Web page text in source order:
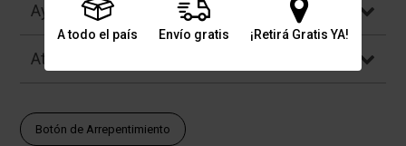
A todo el país Envío gratis ¡Retirá Gratis YA!
Ayuda
Atención al Cliente
Botón de Arrepentimiento